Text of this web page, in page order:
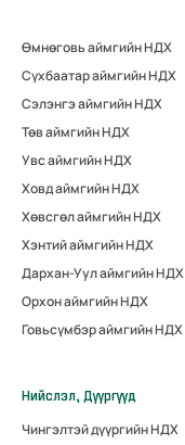
Өмнөговь аймгийн НДХ
Сүхбаатар аймгийн НДХ
Сэлэнгэ аймгийн НДХ
Төв аймгийн НДХ
Увс аймгийн НДХ
Ховд аймгийн НДХ
Хөвсгөл аймгийн НДХ
Хэнтий аймгийн НДХ
Дархан-Уул аймгийн НДХ
Орхон аймгийн НДХ
Говьсүмбэр аймгийн НДХ
Нийслэл, Дүүргүүд
Чингэлтэй дүүргийн НДХ